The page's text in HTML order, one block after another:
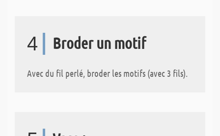
4 Broder un motif
Avec du fil perlé, broder les motifs (avec 3 fils).